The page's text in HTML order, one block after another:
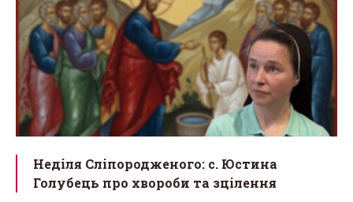
Неділя Сліпородженого: с. Юстина
Голубець про хвороби та зцілення